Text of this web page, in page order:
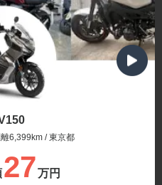
6,399km / 東京都
27万円